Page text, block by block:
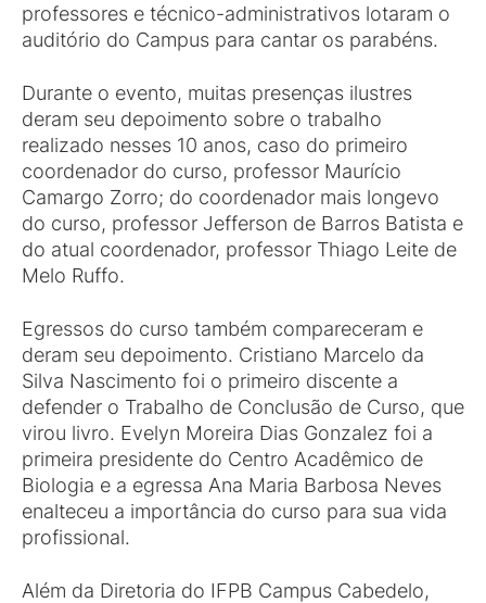
professores e técnico-administrativos lotaram o
auditório do Campus para cantar os parabéns.
Durante o evento, muitas presenças ilustres
deram seu depoimento sobre o trabalho
realizado nesses 10 anos, caso do primeiro
coordenador do curso, professor Maurício
Camargo Zorro; do coordenador mais longevo
do curso, professor Jefferson de Barros Batista e
do atual coordenador, professor Thiago Leite de
Melo Ruffo.
Egressos do curso também compareceram e
deram seu depoimento. Cristiano Marcelo da
Silva Nascimento foi o primeiro discente a
defender o Trabalho de Conclusão de Curso, que
virou livro. Evelyn Moreira Dias Gonzalez foi a
primeira presidente do Centro Acadêmico de
Biologia e a egressa Ana Maria Barbosa Neves
enalteceu a importância do curso para sua vida
profissional.
Além da Diretoria do IFPB Campus Cabedelo,